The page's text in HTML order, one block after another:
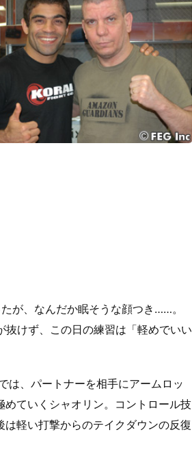
が、なんだか眠そうな顔つき……。
けず、この日の練習は「軽めでいい
は、パートナーを相手にアームロッ
ていくシャオリン。コントロール技
軽い打撃からのテイクダウンの反復